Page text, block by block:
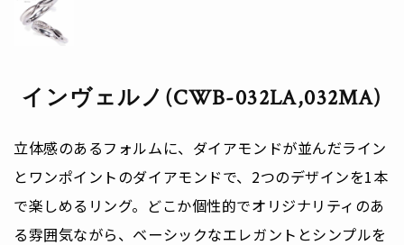
インヴェルノ(CWB-032LA,032MA)
立体感のあるフォルムに、ダイアモンドが並んだライン
とワンポイントのダイアモンドで、2つのデザインを1本
で楽しめるリング。どこか個性的でオリジナリティのあ
る雰囲気ながら、ベーシックなエレガントとシンプルを